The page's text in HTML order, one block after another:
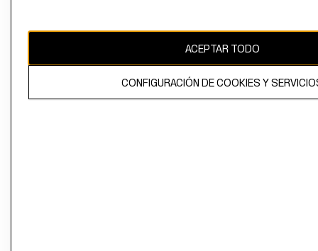
propiedad de H&M Hennes & Mauritz AB
ACEPTAR TODO
CONFIGURACIÓN DE COOKIES Y